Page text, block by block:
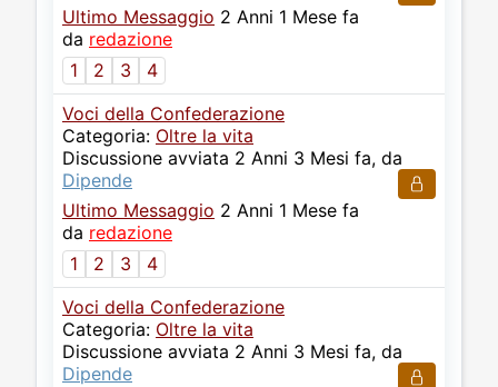
Ultimo Messaggio 2 Anni 1 Mese fa
da redazione
1
2 3
4
Voci della Confederazione
Categoria: Oltre la vita
Discussione avviata 2 Anni 3 Mesi fa, da
Dipende
Ultimo Messaggio 2 Anni 1 Mese fa
da redazione
1
2 3
4
Voci della Confederazione
Categoria: Oltre la vita
Discussione avviata 2 Anni 3 Mesi fa, da
Dipende